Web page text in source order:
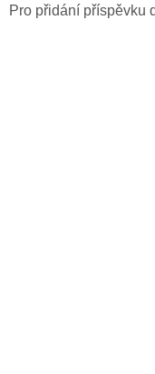
Pro přidání příspěvku